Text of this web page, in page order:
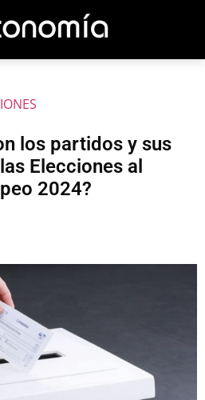
los partidos y sus
Elecciones al
2024?